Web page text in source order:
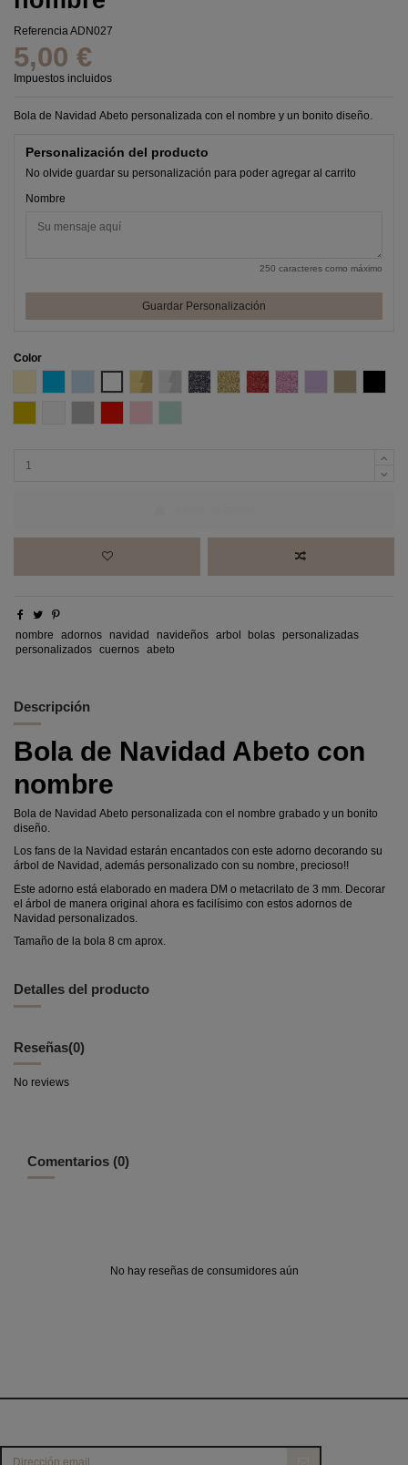
ReferenciaADN027
5,00 €
Impuestos incluidos
Bola de Navidad Abeto personalizada con el nombre y un bonito diseño.
Personalización del producto
No olvide guardar su personalización para poder agregar al carrito
Nombre
250 caracteres como máximo
Guardar Personalización
Color
Efecto espejo Oro
Efecto espejo Plata
Glitter negro
Glitter OroGlitter RojoGlitter Rosa
nombre adornos navidad navideños arbol bolas personalizadas
personalizados cuernos abeto
Descripción
Bola de Navidad Abeto con
nombre
Bola de Navidad Abeto personalizada con el nombre grabado y un bonito
diseño.
Los fans de la Navidad estarán encantados con este adorno decorando su
árbol de Navidad, además personalizado con su nombre, precioso!!
Este adorno está elaborado en madera DM o metacrilato de 3 mm. Decorar
el árbol de manera original ahora es facilísimo con estos adornos de
Navidad personalizados.
Tamaño de la bola 8 cm aprox.
Detalles del producto
Reseñas(0)
No reviews
Comentarios (0)
No hay reseñas de consumidores aún